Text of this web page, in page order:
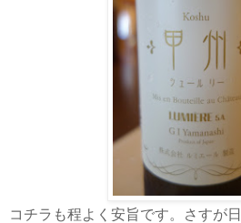
コチラも程よく安旨です。さすが